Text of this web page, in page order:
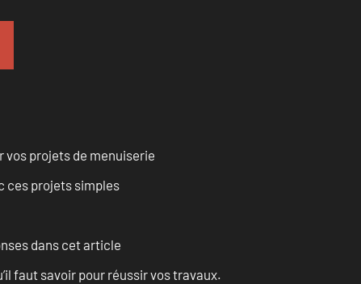
vos projets de menuiserie
ces projets simples
dans cet article
faut savoir pour réussir vos travaux.